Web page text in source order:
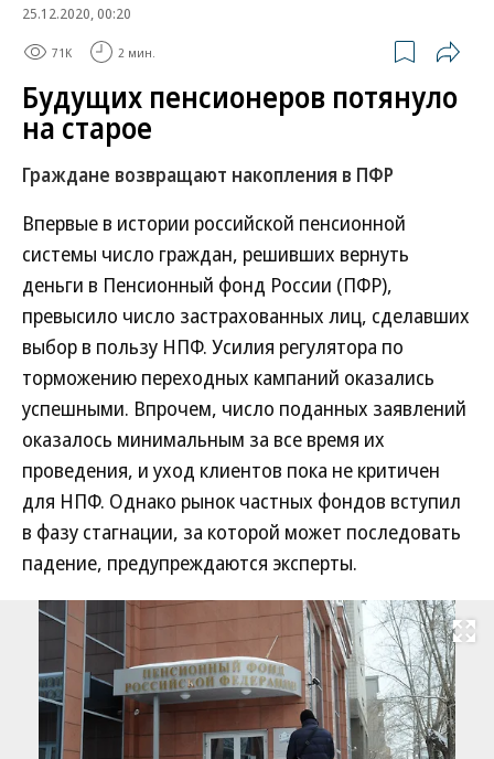
25.12.2020, 00:20
71K 2 мин.
Будущих пенсионеров потянуло
на старое
Граждане возвращают накопления в ПФР
Впервые в истории российской пенсионной
системы число граждан, решивших вернуть
деньги в Пенсионный фонд России (ПФР),
превысило число застрахованных лиц, сделавших
выбор в пользу НПФ. Усилия регулятора по
торможению переходных кампаний оказались
успешными. Впрочем, число поданных заявлений
оказалось минимальным за все время их
проведения, и уход клиентов пока не критичен
для НПФ. Однако рынок частных фондов вступил
в фазу стагнации, за которой может последовать
падение, предупреждаются эксперты.
Развернуть